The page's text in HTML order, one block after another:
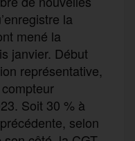
la
mené la
janvier. Début
représentative,
Soit 30 % à
selon